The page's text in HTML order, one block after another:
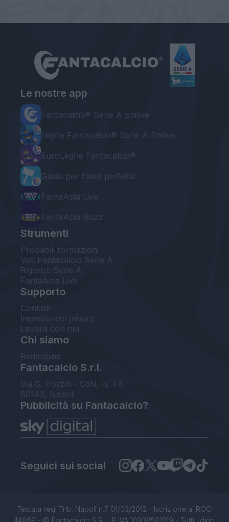
Le nostre app
Fantacalcio® Serie A Enilive
Leghe Fantacalcio® Serie A Enilive
EuroLeghe Fantacalcio®
Guida per l'asta perfetta
FantaAsta Live
FantaAsta Buzz
Strumenti
Probabili formazioni
Voti Fantacalcio Serie A
Rigoristi Serie A
FantaAsta Live
Supporto
Contatti
Impostazioni privacy
Lavora con noi
Chi siamo
Redazione
Fantacalcio S.r.l.
Via G. Porzio - CdN, Is. F4
80143, Napoli
Pubblicità su Fantacalcio?
Seguici sui social
Testata reg. Trib. Napoli n.7 01/03/2012 - Iscrizione al ROC:
44869 - © Fantacalcio S.R.L. P.IVA 10938501219 - Tutti i diritti